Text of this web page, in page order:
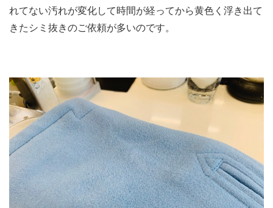
れてない汚れが変化して時間が経ってから黄色く浮き出て
きたシミ抜きのご依頼が多いのです。